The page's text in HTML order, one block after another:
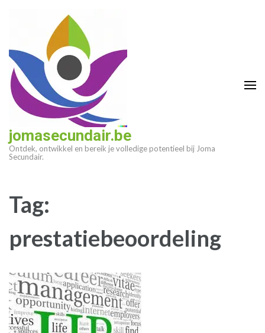
(druk
enter)
jomasecundair.be
Ontdek, ontwikkel en bereik je volledige potentieel bij Joma
Secundair.
Tag:
prestatiebeoordeling